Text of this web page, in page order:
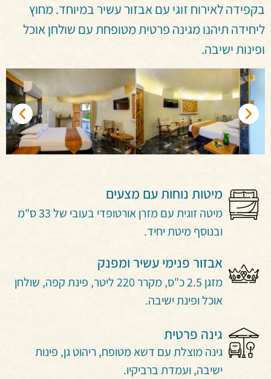
בקפידה לאירוח זוגי עם אבזור עשיר במיוחד. מחוץ
ליחידה תיהנו מגינה פרטית מטופחת עם שולחן אוכל
ופינות ישיבה.
מיטות נוחות עם מצעים
מיטה זוגית עם מזרן אורטופדי בעובי של 33 ס"מ
ובנוסף מיטת יחיד.
אבזור פנימי עשיר ומפנק
מזגן 2.5 כ"ס, מקרר 220 ליטר, פינת קפה, שולחן
אוכל ופינת ישיבה.
גינה פרטית
גינה מוצלת עם דשא מטופח, ריהוט גן, פינות
ישיבה, ועמדת ברביקיו.